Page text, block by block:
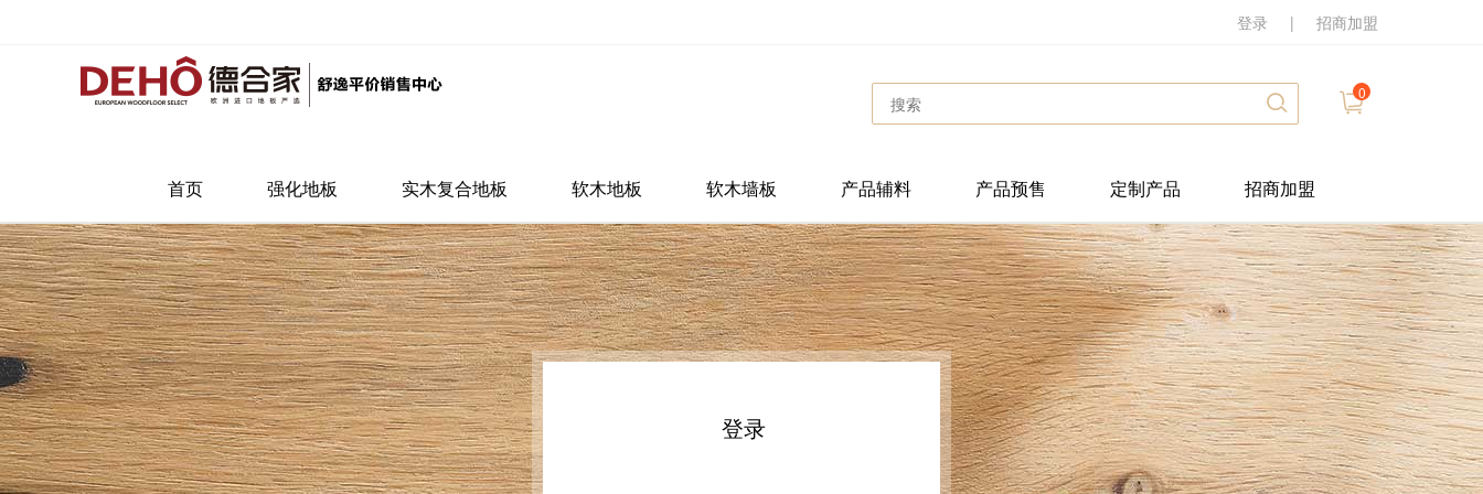
登录 | 招商加盟
0
首页 强化地板 实木复合地板 软木地板 软木墙板 产品辅料 产品预售 定制产品 招商加盟
登录